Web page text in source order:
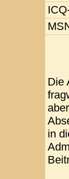
Die
in